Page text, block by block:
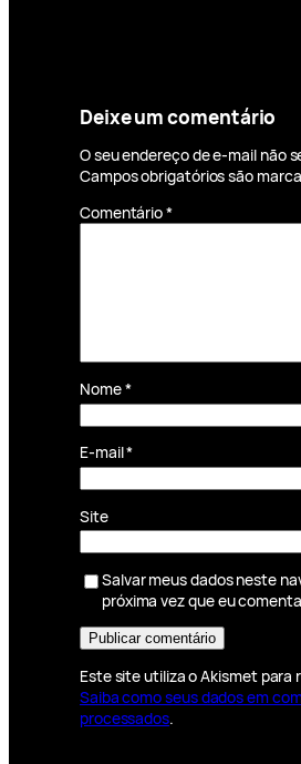
Deixe um comentário
O seu endereço de e-mail não
Campos obrigatórios são
Comentário*
Nome*
E-mail*
Site
Salvar meus dados neste
próxima vez que eu
Este site utiliza o Akismet para
Saiba como seus dados em
processados.